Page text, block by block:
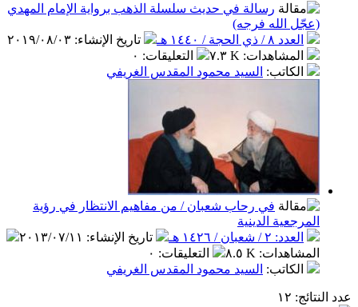
رسالة في حديث سلسلة الذهب برواية الإمام المهدي
فرجه)
تاريخ الإنشاء :٢٠١٩/٠٨/٠٣
: ٧.٣ K التعليقات:٠
السيد محمود المقدس الغريفي
في رحاب شعبان / من مفاهيم الانتظار في رؤية
الدينية
تاريخ الإنشاء :٢٠١٣/٠٧/١١
٨.٥ K التعليقات:٠
السيد محمود المقدس الغريفي